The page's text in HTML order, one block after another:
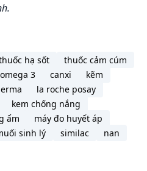
hạ sốt
thuốc cảm cúm
omega 3 canxi
kẽm
la roche posay
kem chống nắng
ẩm
máy đo huyết áp
sinh lý similac
nan